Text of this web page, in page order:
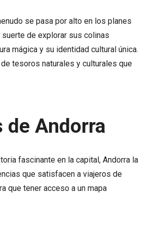
se pasa por alto en los planes
de explorar sus colinas
mágica y su identidad cultural única.
tesoros naturales y culturales que
de Andorra
fascinante en la capital, Andorra la
que satisfacen a viajeros de
que tener acceso a un mapa